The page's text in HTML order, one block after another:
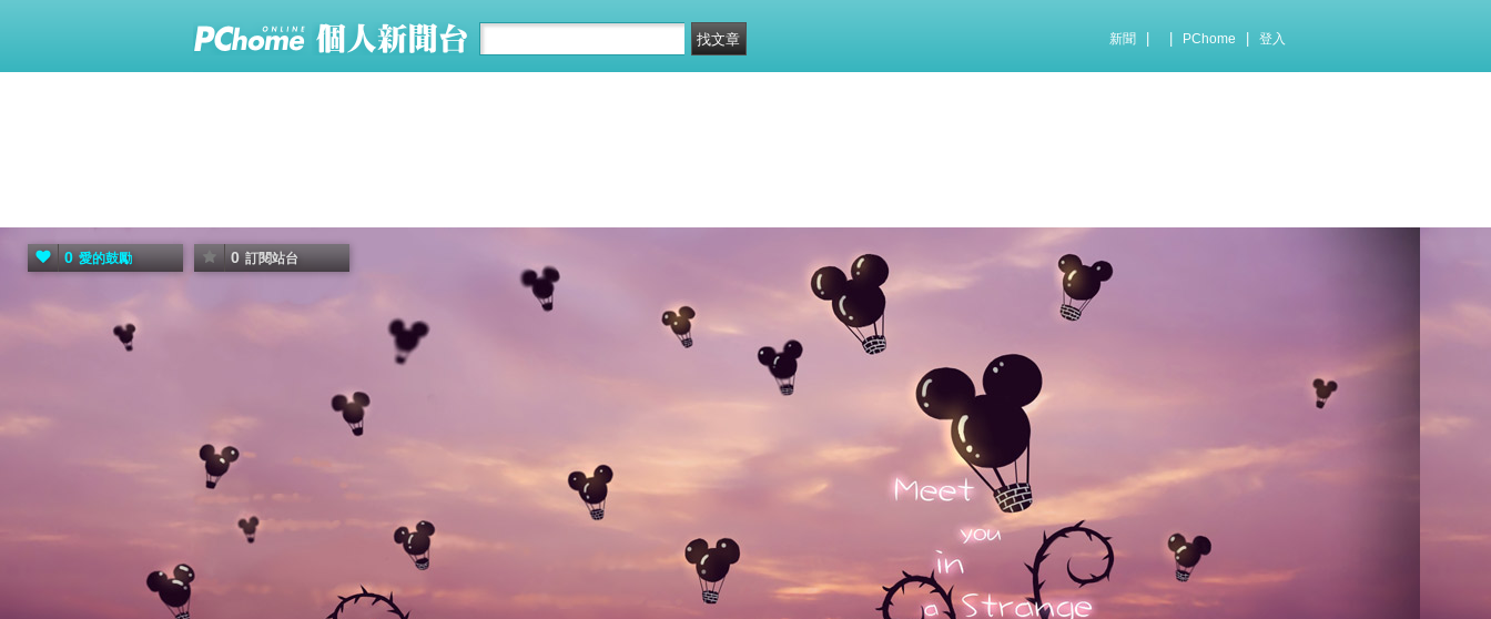
新聞 PChome 登入
0 愛的鼓勵 0 訂閱站台